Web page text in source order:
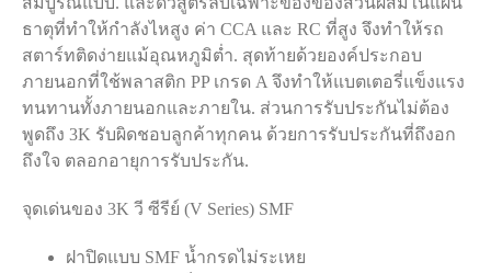
ธาตุที่ทำให้กำลังไหสูง ค่า CCA และ RC ที่สูง จึงทำให้รถ
สตาร์ทติดง่ายแม้อุณหภูมิต่ำ. สุดท้ายด้วยองค์ประกอบ
ภายนอกที่ใช้พลาสติก PP เกรด A จึงทำให้แบตเตอรี่แข็งแรง
ทนทานทั้งภายนอกและภายใน. ส่วนการรับประกันไม่ต้อง
พูดถึง 3K รับผิดชอบลูกค้าทุกคน ด้วยการรับประกันที่ถึงอก
ถึงใจ ตลอกอายุการรับประกัน.
จุดเด่นของ 3K วี ซีรีย์ (V Series) SMF
ฝาปิดแบบ SMF น้ำกรดไม่ระเหย